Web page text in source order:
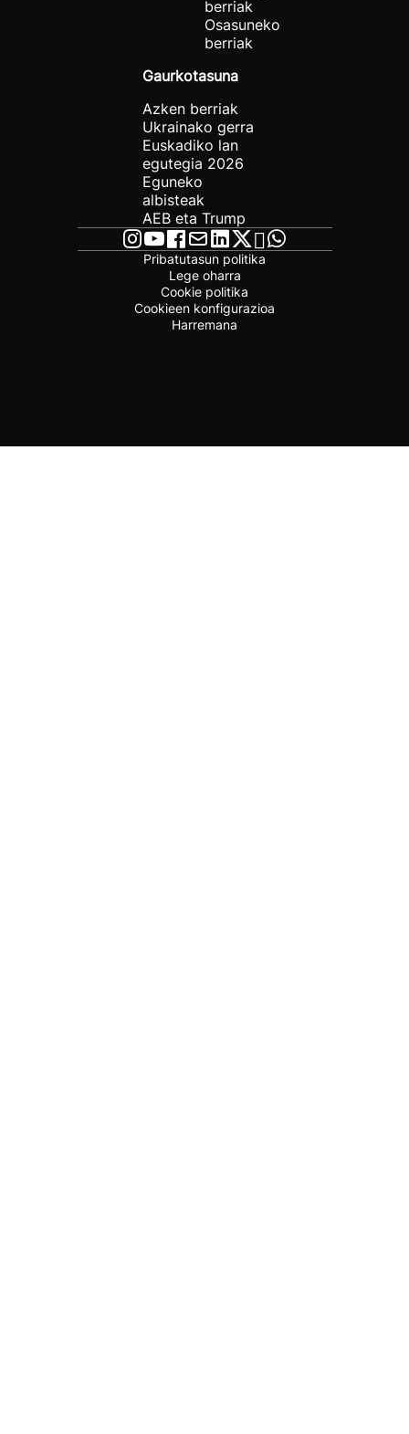
berriak
Osasuneko
berriak
Gaurkotasuna
Azken berriak
Ukrainako gerra
Euskadiko lan
egutegia 2026
Eguneko
albisteak
AEB eta Trump
Pribatutasun politika
Lege oharra
Cookie politika
Cookieen konfigurazioa
Harremana